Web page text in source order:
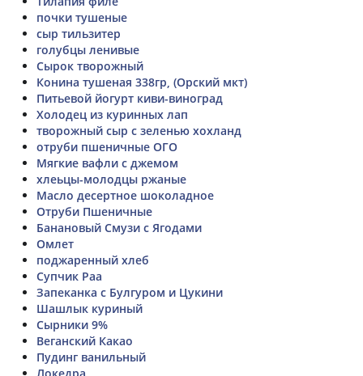
почки тушеные
сыр тильзитер
голубцы ленивые
Сырок творожный
Конина тушеная 338гр, (Орский мкт)
Питьевой йогурт киви-виноград
Холодец из куринных лап
творожный сыр с зеленью хохланд
отруби пшеничные ОГО
Мягкие вафли с джемом
хлеьцы-молодцы ржаные
Масло десертное шоколадное
Отруби Пшеничные
Банановый Смузи с Ягодами
Омлет
поджаренный хлеб
Супчик Раа
Запеканка с Булгуром и Цукини
Шашлык куриный
Сырники 9%
Веганский Какао
Пудинг ванильный